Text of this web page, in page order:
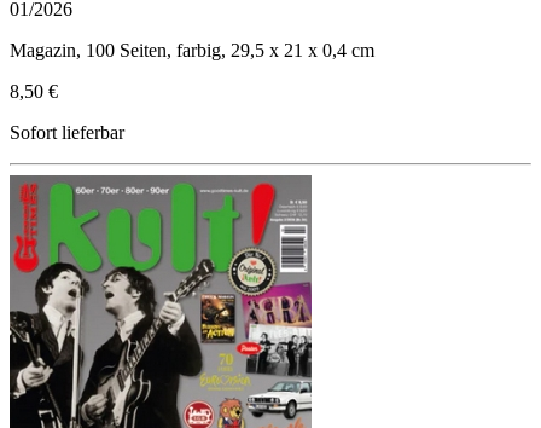
01/2026
Magazin, 100 Seiten, farbig, 29,5 x 21 x 0,4 cm
8,50 €
Sofort lieferbar